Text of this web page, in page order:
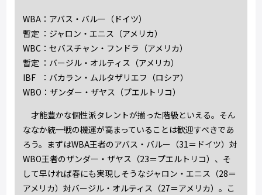
WBA：アバス・バルー（ドイツ）
暫定 ：ジャロン・エニス（アメリカ）
WBC：セバスチャン・フンドラ（アメリカ）
暫定 ：バージル・オルティス（アメリカ）
IBF ：バカラン・ムルタザリエフ（ロシア）
WBO：ザンダー・ザヤス（プエルトリコ）
才能豊かな個性派タレントが揃った階級といえる。そん
ななか統一戦の機運が高まっていることは歓迎すべきであ
ろう。まずはWBA王者のアバス・バルー（31＝ドイツ）対
WBO王者のザンダー・ザヤス（23＝プエルトリコ）、そ
して早ければ春にも実現しそうなジャロン・エニス（28＝
アメリカ）対バージル・オルティス（27＝アメリカ）。こ